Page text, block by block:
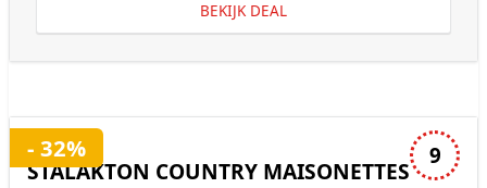
BEKIJK DEAL
9
3 sterren accommodatie
STALAKTON COUNTRY MAISONETTES
- 32%